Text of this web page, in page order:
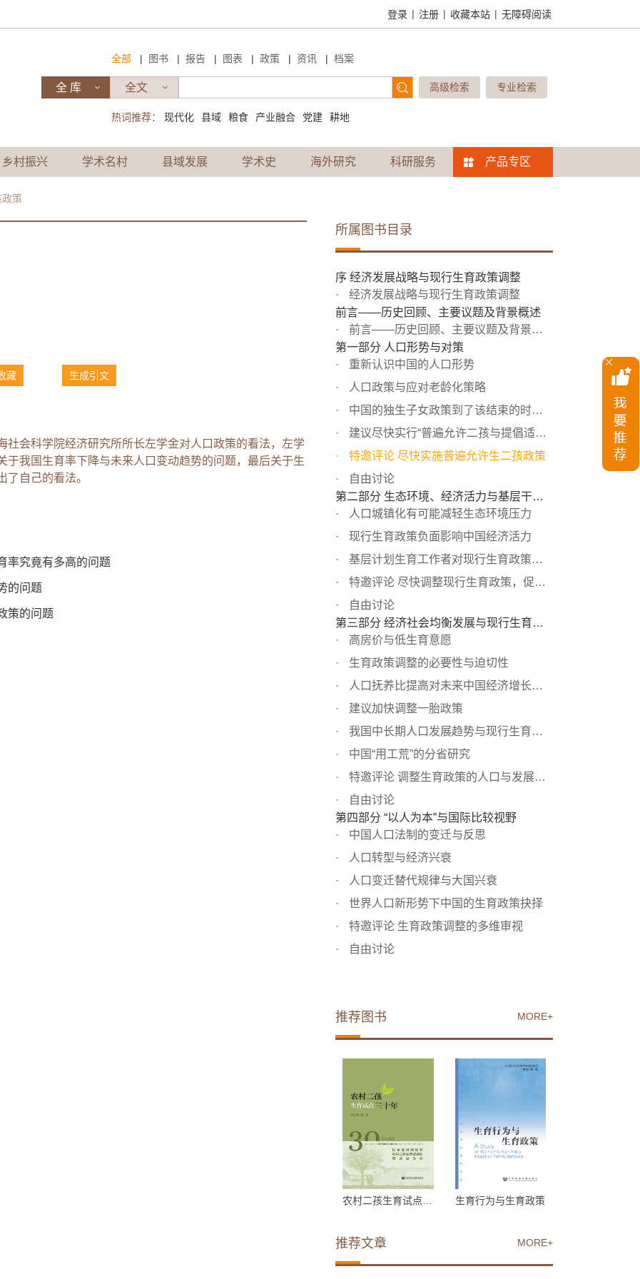
登录 | 注册 | 收藏本站 | 无障碍阅读
全部 | 图书 | 报告 | 图表 | 政策 | 资讯 | 档案
高级检索 专业检索
热词推荐： 现代化 县域 粮食 产业融合 党建 耕地
乡村振兴 学术名村 县域发展 学术史 海外研究 科研服务 产品专区
策
藏 生成引文
社会科学院经济研究所所长左学金对人口政策的看法，左学
我国生育率下降与未来人口变动趋势的问题，最后关于生
自己的看法。
率究竟有多高的问题
的问题
策的问题
所属图书目录
序 经济发展战略与现行生育政策调整
经济发展战略与现行生育政策调整
前言——历史回顾、主要议题及背景概述
前言——历史回顾、主要议题及背景概述
第一部分 人口形势与对策
重新认识中国的人口形势
人口政策与应对老龄化策略
中国的独生子女政策到了该结束的时候了
建议尽快实行“普遍允许二孩与提倡适当晚育”政策
特邀评论 尽快实施普遍允许生二孩政策
自由讨论
第二部分 生态环境、经济活力与基层干部呼声
人口城镇化有可能减轻生态环境压力
现行生育政策负面影响中国经济活力
基层计划生育工作者对现行生育政策的认识
特邀评论 尽快调整现行生育政策，促进经济社会持续发展
自由讨论
第三部分 经济社会均衡发展与现行生育政策调整
高房价与低生育意愿
生育政策调整的必要性与迫切性
人口抚养比提高对未来中国经济增长的影响
建议加快调整一胎政策
我国中长期人口发展趋势与现行生育政策调整分析
中国“用工荒”的分省研究
特邀评论 调整生育政策的人口与发展战略意义
自由讨论
第四部分 “以人为本”与国际比较视野
中国人口法制的变迁与反思
人口转型与经济兴衰
人口变迁替代规律与大国兴衰
世界人口新形势下中国的生育政策抉择
特邀评论 生育政策调整的多维审视
自由讨论
MORE+
推荐图书
生育行为与生育政策
MORE+
推荐文章